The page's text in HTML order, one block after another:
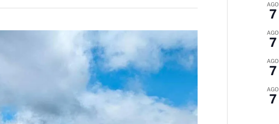
AGO
7
AGO
7
AGO
7
AGO
7